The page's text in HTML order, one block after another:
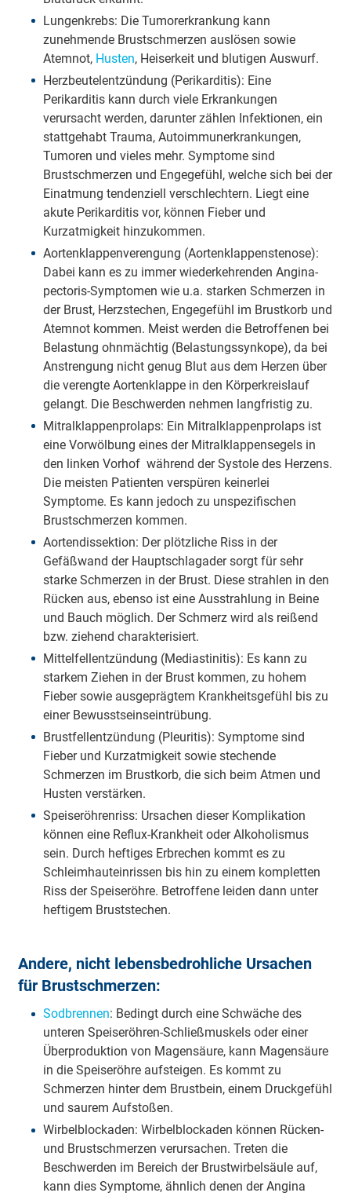
Lungenkrebs: Die Tumorerkrankung kann
zunehmende Brustschmerzen auslösen sowie
Atemnot, Husten, Heiserkeit und blutigen Auswurf.
Herzbeutelentzündung (Perikarditis): Eine
Perikarditis kann durch viele Erkrankungen
verursacht werden, darunter zählen Infektionen, ein
stattgehabt Trauma, Autoimmunerkrankungen,
Tumoren und vieles mehr. Symptome sind
Brustschmerzen und Engegefühl, welche sich bei der
Einatmung tendenziell verschlechtern. Liegt eine
akute Perikarditis vor, können Fieber und
Kurzatmigkeit hinzukommen.
Aortenklappenverengung (Aortenklappenstenose):
Dabei kann es zu immer wiederkehrenden Angina-
pectoris-Symptomen wie u.a. starken Schmerzen in
der Brust, Herzstechen, Engegefühl im Brustkorb und
Atemnot kommen. Meist werden die Betroffenen bei
Belastung ohnmächtig (Belastungssynkope), da bei
Anstrengung nicht genug Blut aus dem Herzen über
die verengte Aortenklappe in den Körperkreislauf
gelangt. Die Beschwerden nehmen langfristig zu.
Mitralklappenprolaps: Ein Mitralklappenprolaps ist
eine Vorwölbung eines der Mitralklappensegels in
den linken Vorhof während der Systole des Herzens.
Die meisten Patienten verspüren keinerlei
Symptome. Es kann jedoch zu unspezifischen
Brustschmerzen kommen.
Aortendissektion: Der plötzliche Riss in der
Gefäßwand der Hauptschlagader sorgt für sehr
starke Schmerzen in der Brust. Diese strahlen in den
Rücken aus, ebenso ist eine Ausstrahlung in Beine
und Bauch möglich. Der Schmerz wird als reißend
bzw. ziehend charakterisiert.
Mittelfellentzündung (Mediastinitis): Es kann zu
starkem Ziehen in der Brust kommen, zu hohem
Fieber sowie ausgeprägtem Krankheitsgefühl bis zu
einer Bewusstseinseintrübung.
Brustfellentzündung (Pleuritis): Symptome sind
Fieber und Kurzatmigkeit sowie stechende
Schmerzen im Brustkorb, die sich beim Atmen und
Husten verstärken.
Speiseröhrenriss: Ursachen dieser Komplikation
können eine Reflux-Krankheit oder Alkoholismus
sein. Durch heftiges Erbrechen kommt es zu
Schleimhauteinrissen bis hin zu einem kompletten
Riss der Speiseröhre. Betroffene leiden dann unter
heftigem Bruststechen.
Andere, nicht lebensbedrohliche Ursachen
für Brustschmerzen:
Sodbrennen: Bedingt durch eine Schwäche des
unteren Speiseröhren-Schließmuskels oder einer
Überproduktion von Magensäure, kann Magensäure
in die Speiseröhre aufsteigen. Es kommt zu
Schmerzen hinter dem Brustbein, einem Druckgefühl
und saurem Aufstoßen.
Wirbelblockaden: Wirbelblockaden können Rücken-
und Brustschmerzen verursachen. Treten die
Beschwerden im Bereich der Brustwirbelsäule auf,
kann dies Symptome, ähnlich denen der Angina